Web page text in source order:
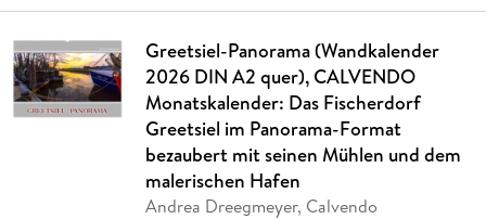
Greetsiel-Panorama (Wandkalender
2026 DIN A2 quer), CALVENDO
Monatskalender: Das Fischerdorf
Greetsiel im Panorama-Format
bezaubert mit seinen Mühlen und dem
malerischen Hafen
Andrea Dreegmeyer, Calvendo